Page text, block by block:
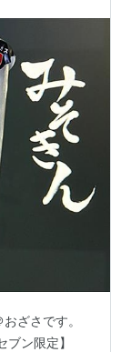
ざさです。
ン限定】